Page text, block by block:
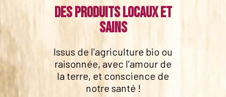
Des produits locaux et
sains
Issus de l'agriculture bio ou
raisonnée, avec l'amour de
la terre, et conscience de
notre santé !